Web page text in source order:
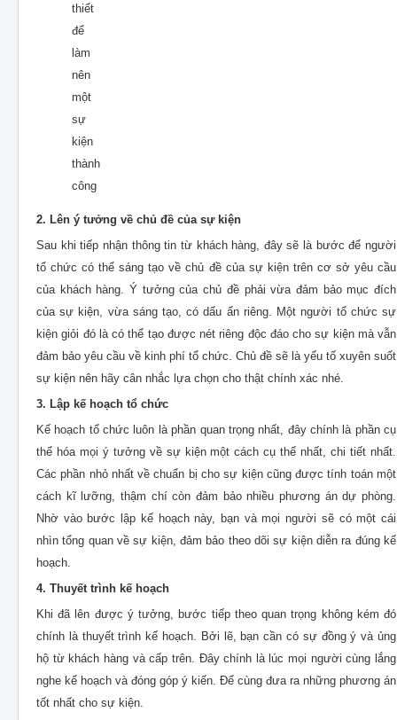
thiết
để
làm
nên
một
sự
kiện
thành
công
2. Lên ý tưởng về chủ đề của sự kiện
Sau khi tiếp nhận thông tin từ khách hàng, đây sẽ là bước để người
tổ chức có thể sáng tạo về chủ đề của sự kiện trên cơ sở yêu cầu
của khách hàng. Ý tưởng của chủ đề phải vừa đảm bảo mục đích
của sự kiện, vừa sáng tạo, có dấu ấn riêng. Một người tổ chức sự
kiện giỏi đó là có thể tạo được nét riêng độc đáo cho sự kiện mà vẫn
đảm bảo yêu cầu về kinh phí tổ chức. Chủ đề sẽ là yếu tố xuyên suốt
sự kiện nên hãy cân nhắc lựa chọn cho thật chính xác nhé.
3. Lập kế hoạch tổ chức
Kế hoạch tổ chức luôn là phần quan trọng nhất, đây chính là phần cụ
thể hóa mọi ý tưởng về sự kiện một cách cụ thể nhất, chi tiết nhất.
Các phần nhỏ nhất về chuẩn bị cho sự kiện cũng được tính toán một
cách kĩ lưỡng, thậm chí còn đảm bảo nhiều phương án dự phòng.
Nhờ vào bước lập kế hoạch này, bạn và mọi người sẽ có một cái
nhìn tổng quan về sự kiện, đảm bảo theo dõi sự kiện diễn ra đúng kế
hoạch.
4. Thuyết trình kế hoạch
Khi đã lên được ý tưởng, bước tiếp theo quan trọng không kém đó
chính là thuyết trình kế hoạch. Bởi lẽ, bạn cần có sự đồng ý và ủng
hộ từ khách hàng và cấp trên. Đây chính là lúc mọi người cùng lắng
nghe kế hoạch và đóng góp ý kiến. Để cùng đưa ra những phương án
tốt nhất cho sự kiện.